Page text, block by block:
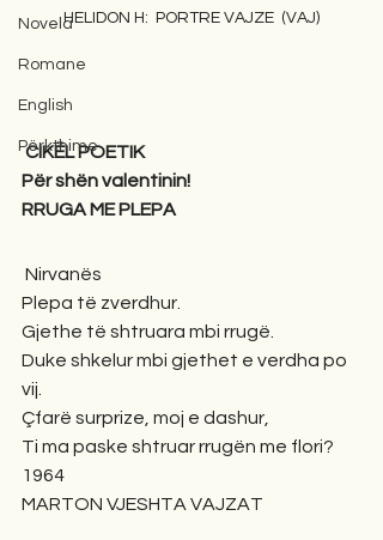
Novela
Romane
English
Përkthime
HELIDON H:  PORTRE VAJZE  (VAJ)
CIKËL POETIK
Për shën valentinin!
RRUGA ME PLEPA
Nirvanës
Plepa të zverdhur.
Gjethe të shtruara mbi rrugë.
Duke shkelur mbi gjethet e verdha po
vij.
Çfarë surprize, moj e dashur,
Ti ma paske shtruar rrugën me flori?
1964
MARTON VJESHTA VAJZAT